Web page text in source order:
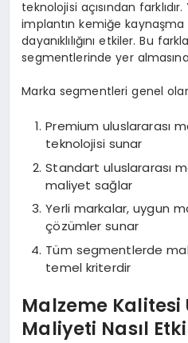
teknolojisi açısından
implantın kemiğe kaynaşma
dayanıklılığını etkiler. Bu
segmentlerinde yer
Marka segmentleri genel
Premium uluslararası
teknolojisi sunar
Standart uluslararası
maliyet sağlar
Yerli markalar, uygun
çözümler sunar
Tüm segmentlerde
temel kriterdir
Malzeme Kalitesi
Maliyeti Nasıl